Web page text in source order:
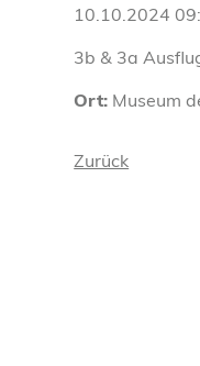
10.10.2024
3b & 3a
Ort: Museum
Zurück